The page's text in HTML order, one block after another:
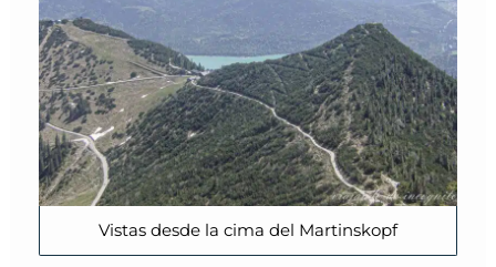
Vistas desde la cima del Martinskopf